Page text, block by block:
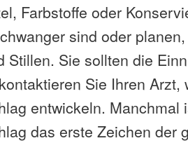
Farbstoffe oder
sind oder
Stillen. Sie sollten die
Sie Ihren Arzt,
entwickeln. Manchmal
das erste Zeichen der